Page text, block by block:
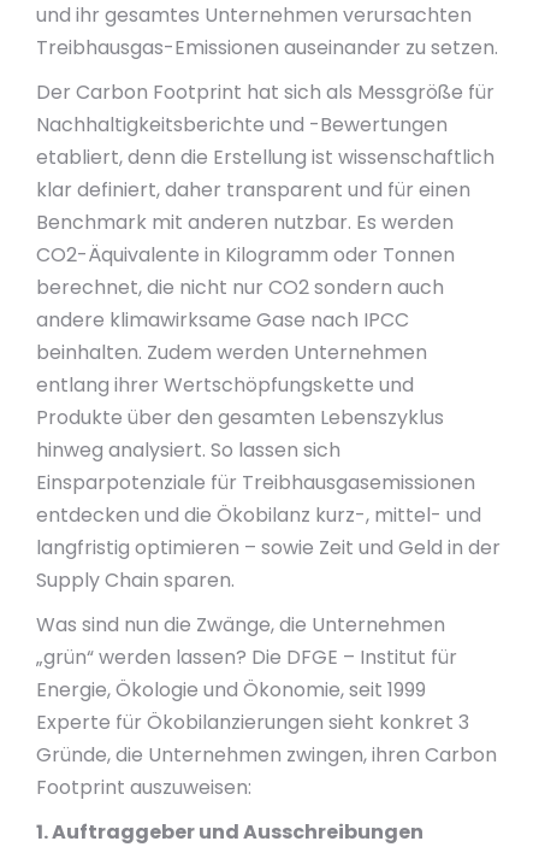
und ihr gesamtes Unternehmen verursachten
Treibhausgas-Emissionen auseinander zu setzen.
Der Carbon Footprint hat sich als Messgröße für
Nachhaltigkeitsberichte und -Bewertungen
etabliert, denn die Erstellung ist wissenschaftlich
klar definiert, daher transparent und für einen
Benchmark mit anderen nutzbar. Es werden
CO2-Äquivalente in Kilogramm oder Tonnen
berechnet, die nicht nur CO2 sondern auch
andere klimawirksame Gase nach IPCC
beinhalten. Zudem werden Unternehmen
entlang ihrer Wertschöpfungskette und
Produkte über den gesamten Lebenszyklus
hinweg analysiert. So lassen sich
Einsparpotenziale für Treibhausgasemissionen
entdecken und die Ökobilanz kurz-, mittel- und
langfristig optimieren – sowie Zeit und Geld in der
Supply Chain sparen.
Was sind nun die Zwänge, die Unternehmen
„grün“ werden lassen? Die DFGE – Institut für
Energie, Ökologie und Ökonomie, seit 1999
Experte für Ökobilanzierungen sieht konkret 3
Gründe, die Unternehmen zwingen, ihren Carbon
Footprint auszuweisen:
1. Auftraggeber und Ausschreibungen